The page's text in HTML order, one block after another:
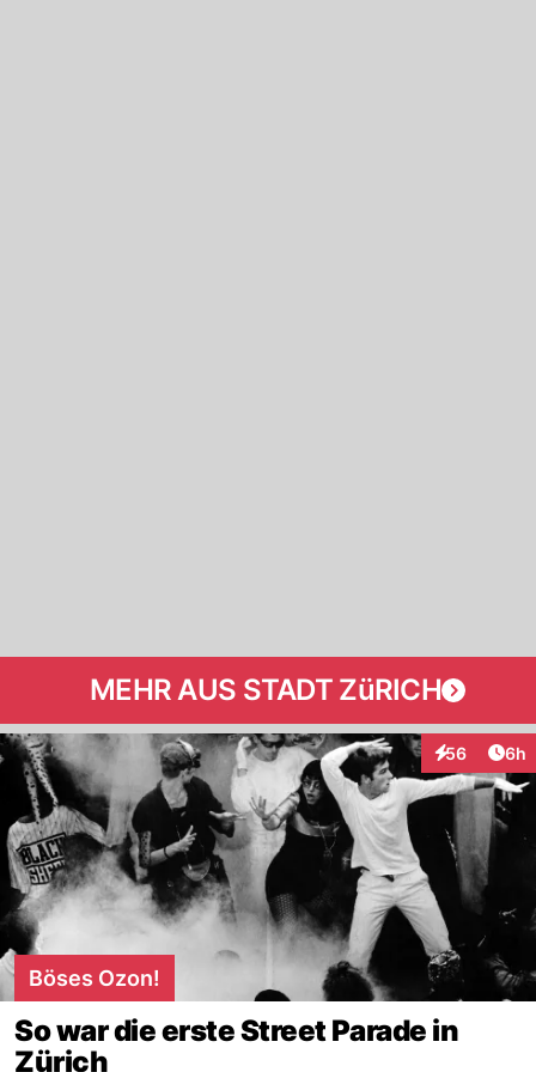
MEHR AUS STADT ZüRICH
56
Interaktionen
6h
Böses Ozon!
So war die erste Street Parade in
Zürich